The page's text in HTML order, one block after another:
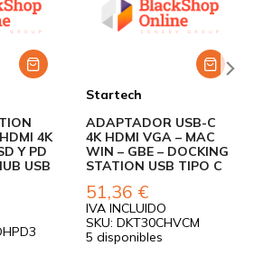
4K
Y PD
USB
Startech
ADAPTADOR USB-C
4K HDMI VGA – MAC
WIN – GBE – DOCKING
STATION USB TIPO C
51,36 €
IVA INCLUIDO
SKU: DKT30CHVCM
5 disponibles